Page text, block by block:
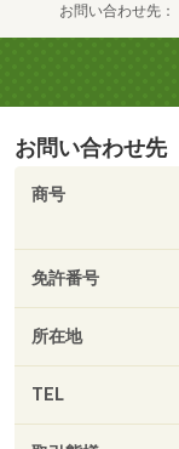
お問い合わせ先
お問い合わせ先
商号
免許番号
所在地
TEL